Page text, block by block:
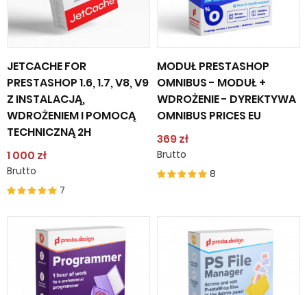
JETCACHE FOR
PRESTASHOP 1.6, 1.7, V8, V9
Z INSTALACJĄ,
WDROŻENIEM I POMOCĄ
TECHNICZNĄ 2H
1 000 zł
Brutto
7
MODUŁ PRESTASHOP
OMNIBUS - MODUŁ +
WDROŻENIE - DYREKTYWA
OMNIBUS PRICES EU
369 zł
Brutto
8